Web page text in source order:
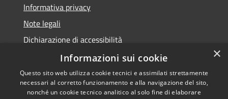
Informativa privacy
Note legali
Dichiarazione di accessibilità
Copyright © 2026 • Comune di
×
Informazioni sui cookie
Questo sito web utilizza cookie tecnici e assimilati strettamente
necessari al corretto funzionamento e alla navigazione del sito,
nonché un cookie tecnico analitico al solo fine di elaborare